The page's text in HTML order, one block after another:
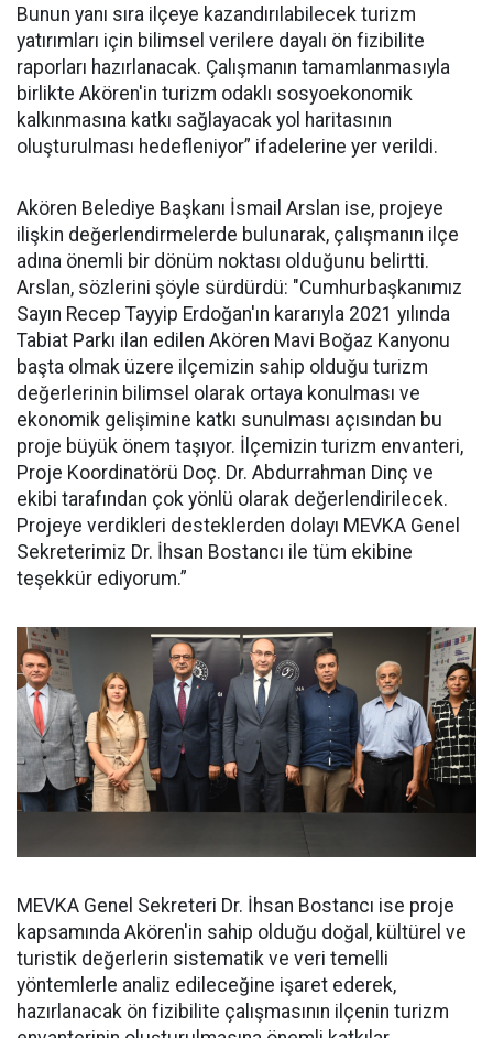
Bunun yanı sıra ilçeye kazandırılabilecek turizm
yatırımları için bilimsel verilere dayalı ön fizibilite
raporları hazırlanacak. Çalışmanın tamamlanmasıyla
birlikte Akören'in turizm odaklı sosyoekonomik
kalkınmasına katkı sağlayacak yol haritasının
oluşturulması hedefleniyor” ifadelerine yer verildi.
Akören Belediye Başkanı İsmail Arslan ise, projeye
ilişkin değerlendirmelerde bulunarak, çalışmanın ilçe
adına önemli bir dönüm noktası olduğunu belirtti.
Arslan, sözlerini şöyle sürdürdü: "Cumhurbaşkanımız
Sayın Recep Tayyip Erdoğan'ın kararıyla 2021 yılında
Tabiat Parkı ilan edilen Akören Mavi Boğaz Kanyonu
başta olmak üzere ilçemizin sahip olduğu turizm
değerlerinin bilimsel olarak ortaya konulması ve
ekonomik gelişimine katkı sunulması açısından bu
proje büyük önem taşıyor. İlçemizin turizm envanteri,
Proje Koordinatörü Doç. Dr. Abdurrahman Dinç ve
ekibi tarafından çok yönlü olarak değerlendirilecek.
Projeye verdikleri desteklerden dolayı MEVKA Genel
Sekreterimiz Dr. İhsan Bostancı ile tüm ekibine
teşekkür ediyorum.”
MEVKA Genel Sekreteri Dr. İhsan Bostancı ise proje
kapsamında Akören'in sahip olduğu doğal, kültürel ve
turistik değerlerin sistematik ve veri temelli
yöntemlerle analiz edileceğine işaret ederek,
hazırlanacak ön fizibilite çalışmasının ilçenin turizm